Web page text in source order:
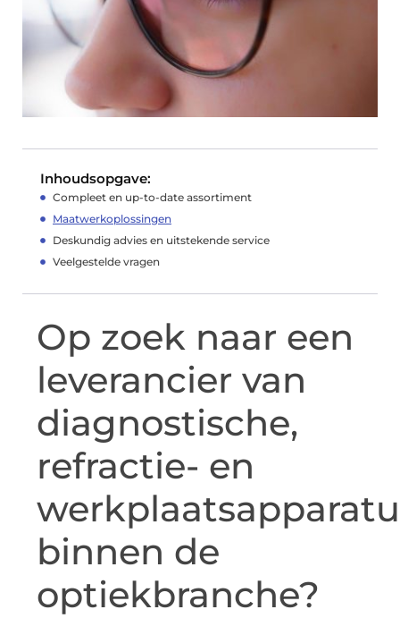
Inhoudsopgave:
Compleet en up-to-date assortiment
Maatwerkoplossingen
Deskundig advies en uitstekende service
Veelgestelde vragen
Op zoek naar een
leverancier van
diagnostische,
refractie- en
binnen de
optiekbranche?